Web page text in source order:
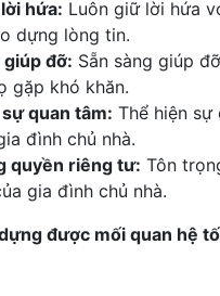
hứa: Luôn giữ lời hứa
dựng lòng tin.
giúp đỡ: Sẵn sàng giúp
gặp khó khăn.
quan tâm: Thể hiện sự
đình chủ nhà.
quyền riêng tư: Tôn
gia đình chủ nhà.
được mối quan hệ